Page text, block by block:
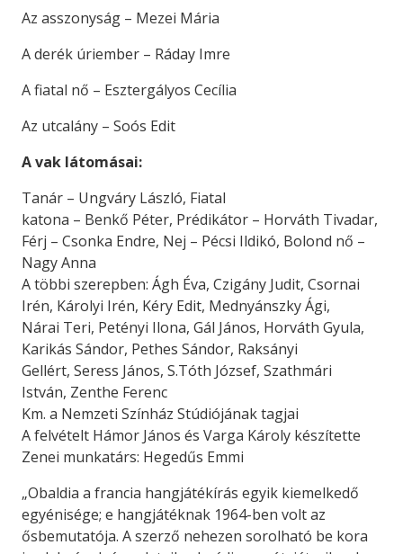
Az asszonyság – Mezei Mária
A derék úriember – Ráday Imre
A fiatal nő – Esztergályos Cecília
Az utcalány – Soós Edit
A vak látomásai:
Tanár – Ungváry László, Fiatal
katona – Benkő Péter, Prédikátor – Horváth Tivadar,
Férj – Csonka Endre, Nej – Pécsi Ildikó, Bolond nő –
Nagy Anna
A többi szerepben: Ágh Éva, Czigány Judit, Csornai
Irén, Károlyi Irén, Kéry Edit, Mednyánszky Ági,
Nárai Teri, Petényi Ilona, Gál János, Horváth Gyula,
Karikás Sándor, Pethes Sándor, Raksányi
Gellért, Seress János, S.Tóth József, Szathmári
István, Zenthe Ferenc
Km. a Nemzeti Színház Stúdiójának tagjai
A felvételt Hámor János és Varga Károly készítette
Zenei munkatárs: Hegedűs Emmi
„Obaldia a francia hangjátékírás egyik kiemelkedő
egyénisége; e hangjátéknak 1964-ben volt az
ősbemutatója. A szerző nehezen sorolható be kora